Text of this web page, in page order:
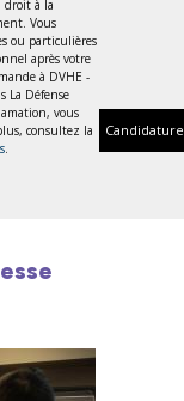
Candidature
à la
Vous
ou particulières
après votre
à DVHE -
La Défense
vous
consultez la